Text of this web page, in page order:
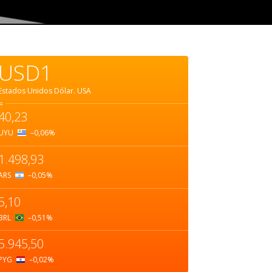
Unidos Dólar. USA
–0,06%
–0,05%
–0,51 %
–0,02%